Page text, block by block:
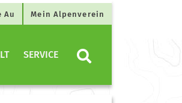
Au Mein Alpenverein
SERVICE